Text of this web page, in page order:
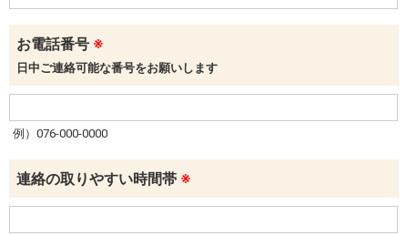
お電話番号 ※
日中ご連絡可能な番号をお願いします
例）076-000-0000
連絡の取りやすい時間帯 ※